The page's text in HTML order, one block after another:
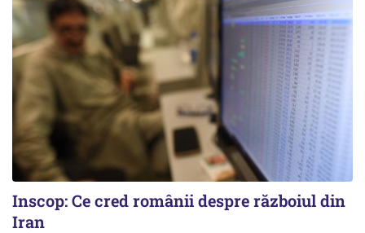
Inscop: Ce cred românii despre războiul din
Iran